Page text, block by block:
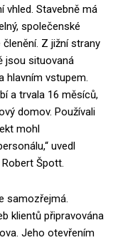
vhled. Stavebně má
společenské
Z jižní strany
jsou situovaná
hlavním vstupem.
a trvala 16 měsíců,
domov. Používali
mohl
uvedl
Špott.
samozřejmá.
klientů připravována
Jeho otevřením